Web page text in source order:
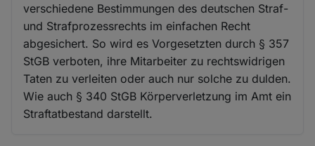
verschiedene Bestimmungen des deutschen Straf-
und Strafprozessrechts im einfachen Recht
abgesichert. So wird es Vorgesetzten durch § 357
StGB verboten, ihre Mitarbeiter zu rechtswidrigen
Taten zu verleiten oder auch nur solche zu dulden.
Wie auch § 340 StGB Körperverletzung im Amt ein
Straftatbestand darstellt.